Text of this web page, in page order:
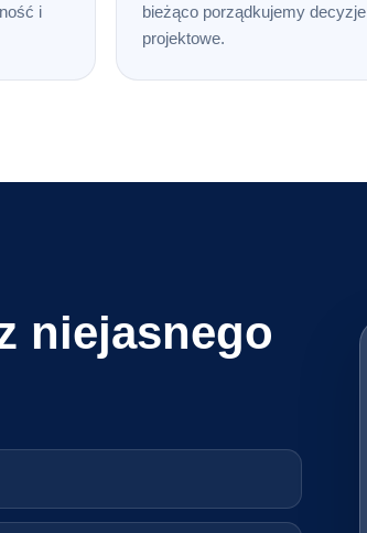
i
bieżąco porządkujemy decyzje
projektowe.
niejasnego